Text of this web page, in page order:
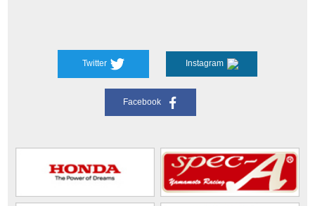
Twitter Instagram
Facebook